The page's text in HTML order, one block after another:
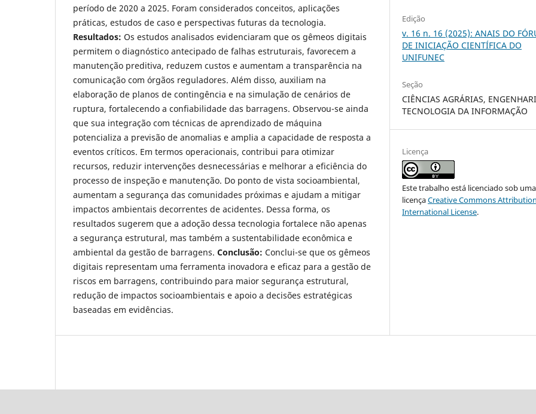
período de 2020 a 2025. Foram considerados conceitos, aplicações
práticas, estudos de caso e perspectivas futuras da tecnologia.
Resultados: Os estudos analisados evidenciaram que os gêmeos digitais
permitem o diagnóstico antecipado de falhas estruturais, favorecem a
manutenção preditiva, reduzem custos e aumentam a transparência na
comunicação com órgãos reguladores. Além disso, auxiliam na
elaboração de planos de contingência e na simulação de cenários de
ruptura, fortalecendo a confiabilidade das barragens. Observou-se ainda
que sua integração com técnicas de aprendizado de máquina
potencializa a previsão de anomalias e amplia a capacidade de resposta a
eventos críticos. Em termos operacionais, contribui para otimizar
recursos, reduzir intervenções desnecessárias e melhorar a eficiência do
processo de inspeção e manutenção. Do ponto de vista socioambiental,
aumentam a segurança das comunidades próximas e ajudam a mitigar
impactos ambientais decorrentes de acidentes. Dessa forma, os
resultados sugerem que a adoção dessa tecnologia fortalece não apenas
a segurança estrutural, mas também a sustentabilidade econômica e
ambiental da gestão de barragens. Conclusão: Conclui-se que os gêmeos
digitais representam uma ferramenta inovadora e eficaz para a gestão de
riscos em barragens, contribuindo para maior segurança estrutural,
redução de impactos socioambientais e apoio a decisões estratégicas
baseadas em evidências.
Edição
v. 16 n. 16 (2025): ANAIS DO
DE INICIAÇÃO CIENTÍFICA DO
UNIFUNEC
Seção
CIÊNCIAS AGRÁRIAS,
TECNOLOGIA DA INFORMAÇÃO
Licença
Este trabalho está licenciado sob uma
licençaCreative Commons
International License.